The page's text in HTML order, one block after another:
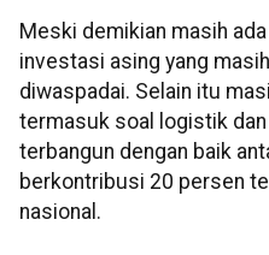
Meski demikian masih
investasi asing yang
diwaspadai. Selain itu
termasuk soal logistik
terbangun dengan baik
berkontribusi 20 persen
nasional.